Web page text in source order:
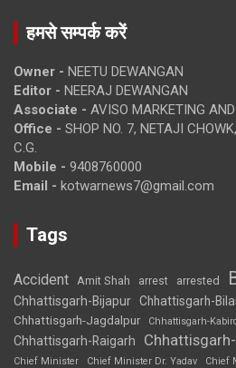
हमसे सम्पर्क करें
Owner - NEETU DEWANGAN
Editor - NEERAJ DEWANGAN
Associate - AVISO MARKETING
Office - SHOP NO. 7, NETAJI
C.G.
Mobile - 9408760000
Email - kotwarnews7@gmail.com
Tags
Accident Amit Shah arrest arrested
Chhattisgarh-Bijapur Chhattisgarh-
Chhattisgarh-Jagdalpur Chhattisgarh-
Chhattisgarh-Raigarh
Chief Minister
Chief Minister Dr. Yadav Chief